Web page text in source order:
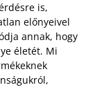
is,
előnyeivel
annak, hogy
életét. Mi